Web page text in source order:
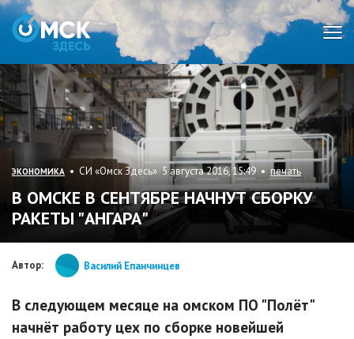
ЭКОНОМИКА • СИ «Омск Здесь» 5 августа 2016, 15:49 •печать
В ОМСКЕ В СЕНТЯБРЕ НАЧНУТ СБОРКУ
РАКЕТЫ "АНГАРА"
Автор: Василий Епанчинцев
В следующем месяце на омском ПО "Полёт"
начнёт работу цех по сборке новейшей